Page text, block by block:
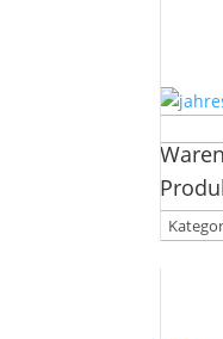
nach: